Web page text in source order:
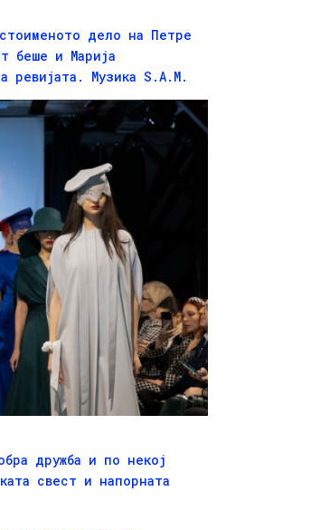
дело на Петре
беше и Марија
ревијата. Музика S.A.M.
дружба и по некој
свест и напорната